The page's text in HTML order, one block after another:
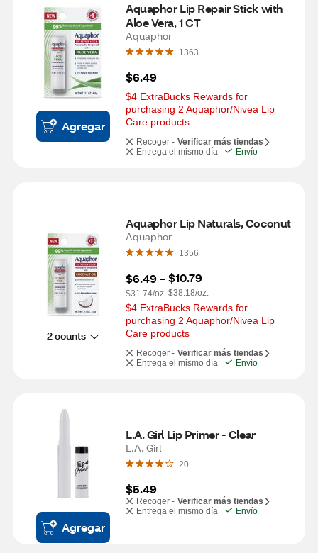
Agregar
Aquaphor Lip Repair Stick with
Aloe Vera, 1 CT
Aquaphor
1363
$6.49
$4 ExtraBucks Rewards for
purchasing 2 Aquaphor/Nivea Lip
Care products
Recoger - Verificar más tiendas
Entrega el mismo día
Envío
2 counts
Aquaphor Lip Naturals, Coconut
Aquaphor
1356
$6.49 –
$31.74/oz.
$10.79
$38.18/oz.
$4 ExtraBucks Rewards for
purchasing 2 Aquaphor/Nivea Lip
Care products
Recoger - Verificar más tiendas
Entrega el mismo día
Envío
Agregar
L.A. Girl Lip Primer - Clear
L.A. Girl
20
$5.49
Recoger - Verificar más tiendas
Entrega el mismo día
Envío